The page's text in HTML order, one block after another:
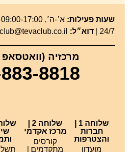
שעות פעילות: א׳-ה׳, 09:00-17:00 |
24/7 |
דוא״ל:
מרכזיה (וואטסאפ
8818
חברות
והצטרפות
מועדון
שלוחה 2 |
מרכז אקדמי
קורסים
מתקדמים |